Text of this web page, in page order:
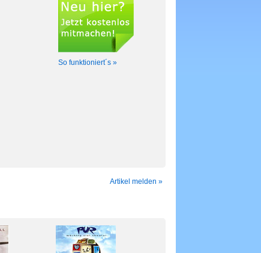
So funktioniert´s »
Artikel melden »